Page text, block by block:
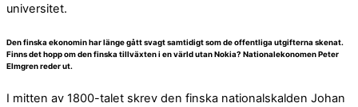
universitet.
Den finska ekonomin har länge gått svagt samtidigt som de offentliga utgifterna skenat.
Finns det hopp om den finska tillväxten i en värld utan Nokia? Nationalekonomen Peter
Elmgren reder ut.
I mitten av 1800-talet skrev den finska nationalskalden Johan